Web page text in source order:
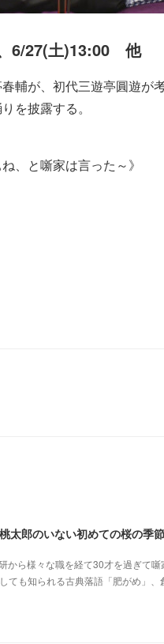
6/27(土)13:00 他
輔が、初代三遊亭圓遊が
を披露する。
、と噺家は言った～》
太郎のいない初めての桜の季
ら様々な職を経て30才を過ぎて噺
も知られる古典落語「肥がめ」、